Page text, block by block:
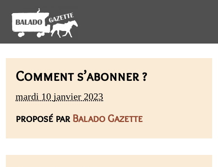
Comment s’abonner ?
mardi 10 janvier 2023
proposé par Balado Gazette